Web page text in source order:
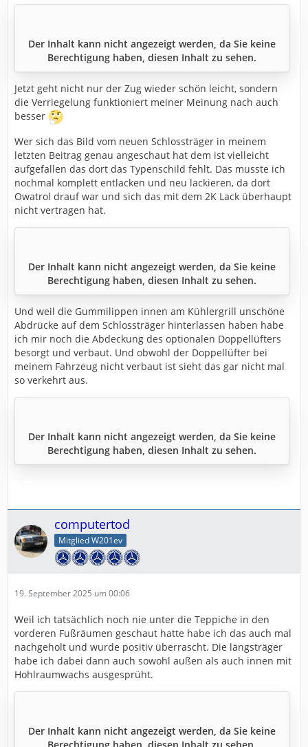
Der Inhalt kann nicht angezeigt werden, da Sie keine
Berechtigung haben, diesen Inhalt zu sehen.
Jetzt geht nicht nur der Zug wieder schön leicht, sondern
die Verriegelung funktioniert meiner Meinung nach auch
besser
Wer sich das Bild vom neuen Schlossträger in meinem
letzten Beitrag genau angeschaut hat dem ist vielleicht
aufgefallen das dort das Typenschild fehlt. Das musste ich
nochmal komplett entlacken und neu lackieren, da dort
Owatrol drauf war und sich das mit dem 2K Lack überhaupt
nicht vertragen hat.
Der Inhalt kann nicht angezeigt werden, da Sie keine
Berechtigung haben, diesen Inhalt zu sehen.
Und weil die Gummilippen innen am Kühlergrill unschöne
Abdrücke auf dem Schlossträger hinterlassen haben habe
ich mir noch die Abdeckung des optionalen Doppellüfters
besorgt und verbaut. Und obwohl der Doppellüfter bei
meinem Fahrzeug nicht verbaut ist sieht das gar nicht mal
so verkehrt aus.
Der Inhalt kann nicht angezeigt werden, da Sie keine
Berechtigung haben, diesen Inhalt zu sehen.
computertod
Mitglied W201ev
19. September 2025 um 00:06
Weil ich tatsächlich noch nie unter die Teppiche in den
vorderen Fußräumen geschaut hatte habe ich das auch mal
nachgeholt und wurde positiv überrascht. Die längsträger
habe ich dabei dann auch sowohl außen als auch innen mit
Hohlraumwachs ausgesprüht.
Der Inhalt kann nicht angezeigt werden, da Sie keine
Berechtigung haben, diesen Inhalt zu sehen.